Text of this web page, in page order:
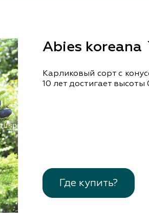
Abies
Карликовый сорт с
10 лет достигает высоты
Где купить?